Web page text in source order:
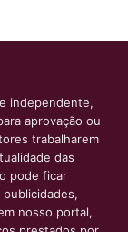
independente,
aprovação ou
trabalharem
das
pode ficar
nosso portal,